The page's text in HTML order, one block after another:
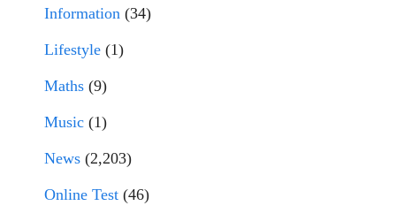
Information (34)
Lifestyle (1)
Maths (9)
Music (1)
News (2,203)
Online Test (46)